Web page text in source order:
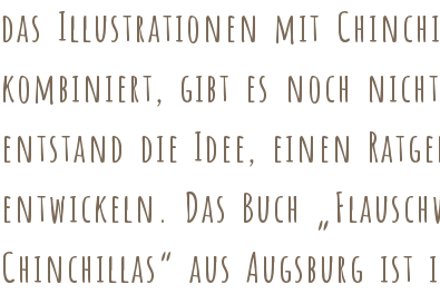
das Illustrationen mit
kombiniert, gibt es noch
entstand die Idee, einen
entwickeln. Das Buch „
Chinchillas“ aus Augsburg ist